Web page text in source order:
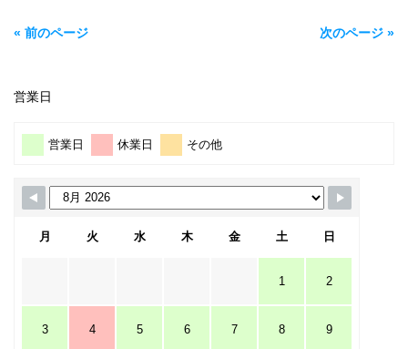
« 前のページ 次のページ »
営業日
営業日 休業日 その他
月 火 水 木 金 土 日
1 2
3 4 5 6 7 8 9